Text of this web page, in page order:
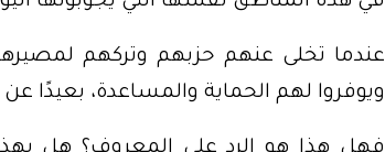
عندما تخلى عنهم حزبهم وتركهم
ويوفروا لهم الحماية والمساعدة، بعيدًا